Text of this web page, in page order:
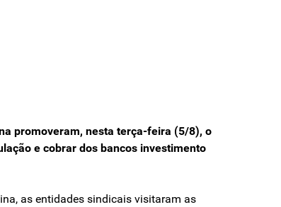
promoveram, nesta terça-feira (5/8), o
e cobrar dos bancos investimento
as entidades sindicais visitaram as